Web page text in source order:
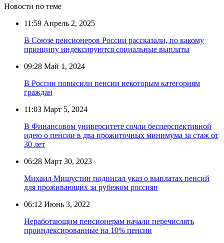
Новости по теме
11:59 Апрель 2, 2025
В Союзе пенсионеров России рассказали, по какому
принципу индексируются социальные выплаты
09:28 Май 1, 2024
В России повысили пенсии некоторым категориям
граждан
11:03 Март 5, 2024
В Финансовом университете сочли бесперспективной
идею о пенсии в два прожиточных минимума за стаж от
30 лет
06:28 Март 30, 2023
Михаил Мишустин подписал указ о выплатах пенсий
для проживающих за рубежом россиян
06:12 Июнь 3, 2022
Неработающим пенсионерам начали перечислять
проиндексированные на 10% пенсии